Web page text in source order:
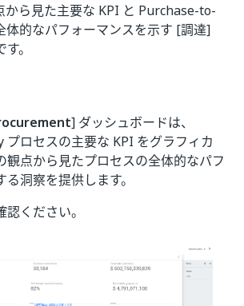
から見た主要な KPI と Purchase-to-
体的なパフォーマンスを示す [調達]
。
] ダッシュボードは、
ロセスの主要な KPI をグラフィカ
観点から見たプロセスの全体的なパフ
洞察を提供します。
ください。